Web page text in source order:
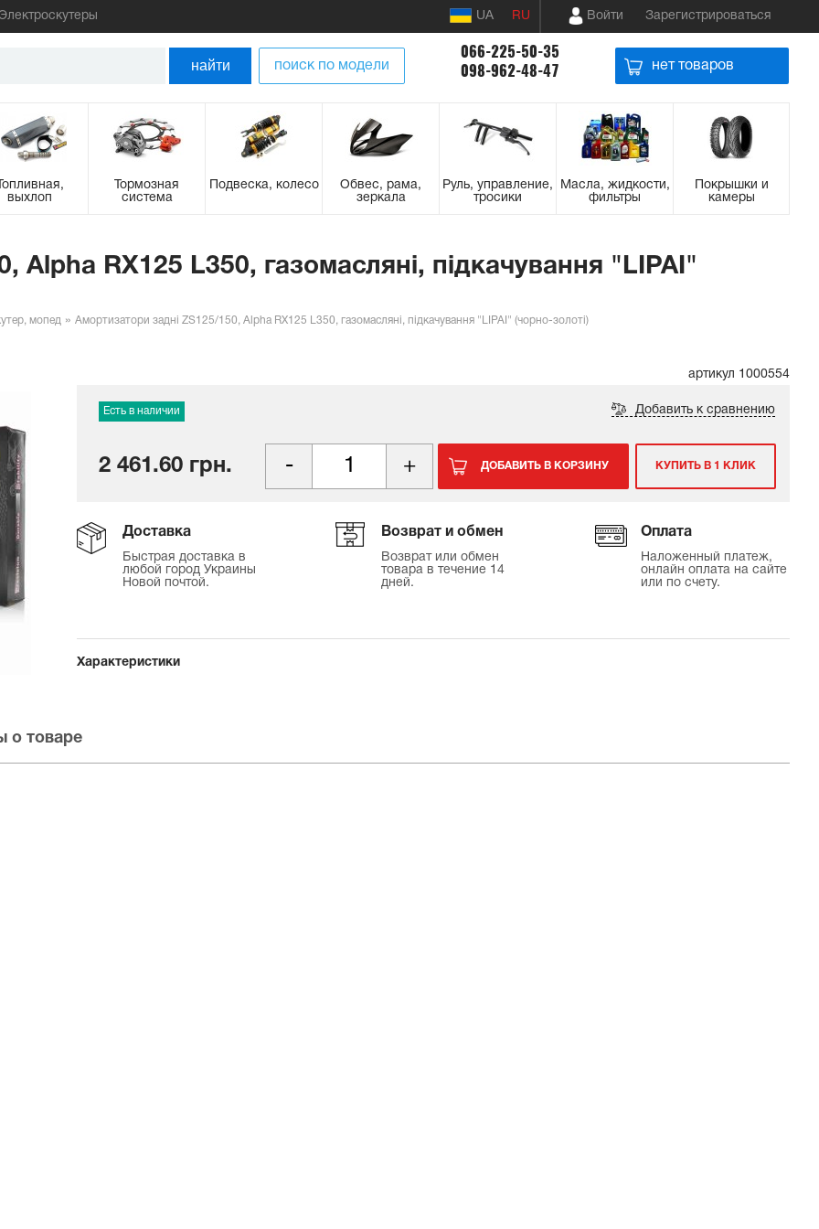
Электроскутеры UA RU Войти Зарегистрироваться
найти поиск по модели
066-225-50-35
098-962-48-47
нет товаров
выхлоп
Тормозная
система
Подвеска, колесо
Обвес, рама,
зеркала
Руль, управление,
тросики
Масла, жидкости,
фильтры
Покрышки и
камеры
Alpha RX125 L350, газомасляні, підкачування "LIPAI"
мопед Амортизатори задні ZS125/150, Alpha RX125 L350, газомасляні, підкачування "LIPAI" (чорно-золоті)
артикул 1000554
Есть в наличии Добавить к сравнению
2 461.60 грн. ДОБАВИТЬ В КОРЗИНУ КУПИТЬ В 1 КЛИК
Доставка
Быстрая доставка в
любой город Украины
Новой почтой.
Возврат и обмен
Возврат или обмен
товара в течение 14
дней.
Оплата
Наложенный платеж,
онлайн оплата на сайте
или по счету.
Характеристики
о товаре